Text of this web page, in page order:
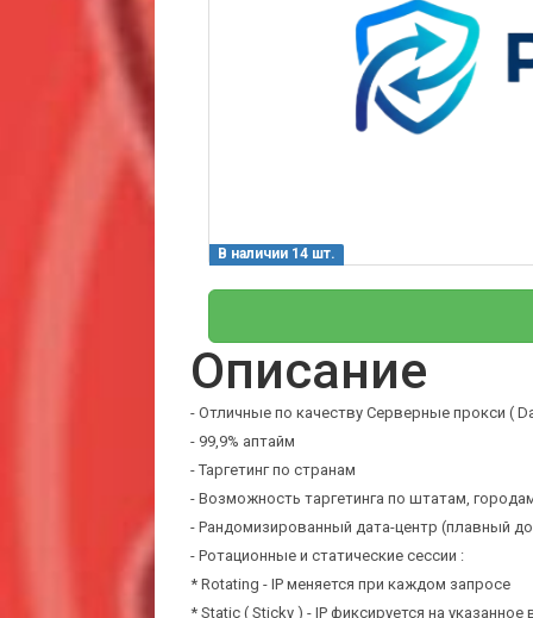
В наличии 14 шт.
Описание
- Отличные по качеству Серверные прокси (
- 99,9% аптайм
- Таргетинг по странам
- Возможность таргетинга по штатам,
- Рандомизированный дата-центр (плавный
- Ротационные и статические сессии :
* Rotating - IP меняется при каждом запросе
* Static ( Sticky ) - IP фиксируется на